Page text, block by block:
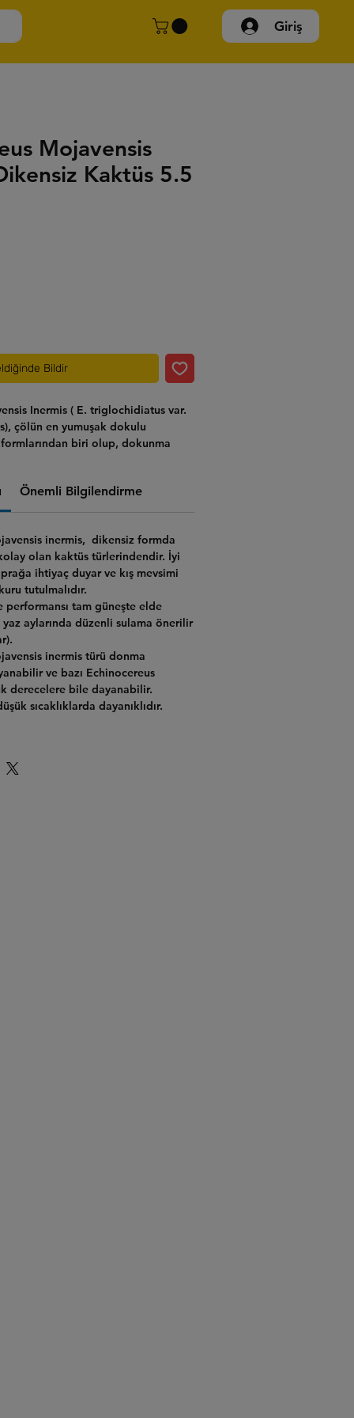
Giriş
Mojavensis
Kaktüs 5.5
Bildir
Inermis ( E. triglochidiatus var.
çölün en yumuşak dokulu
biri olup, dokunma
geçen kar beyazı yünlü
yüzlerce başlı devasa tepecikler
Önemli Bilgilendirme
inermis, dikensiz formda
olan kaktüs türlerindendir. İyi
ihtiyaç duyar ve kış mevsimi
tutulmalıdır.
performansı tam güneşte elde
aylarında düzenli sulama önerilir
inermis türü donma
ve bazı Echinocereus
derecelere bile dayanabilir.
sıcaklıklarda dayanıklıdır.